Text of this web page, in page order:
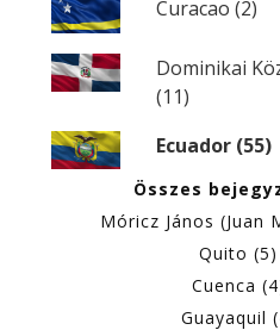
Curacao (2)
Dominikai
(11)
Ecuador (55)
Összes
Móricz János (Juan
Quito (5)
Cuenca
Guayaquil